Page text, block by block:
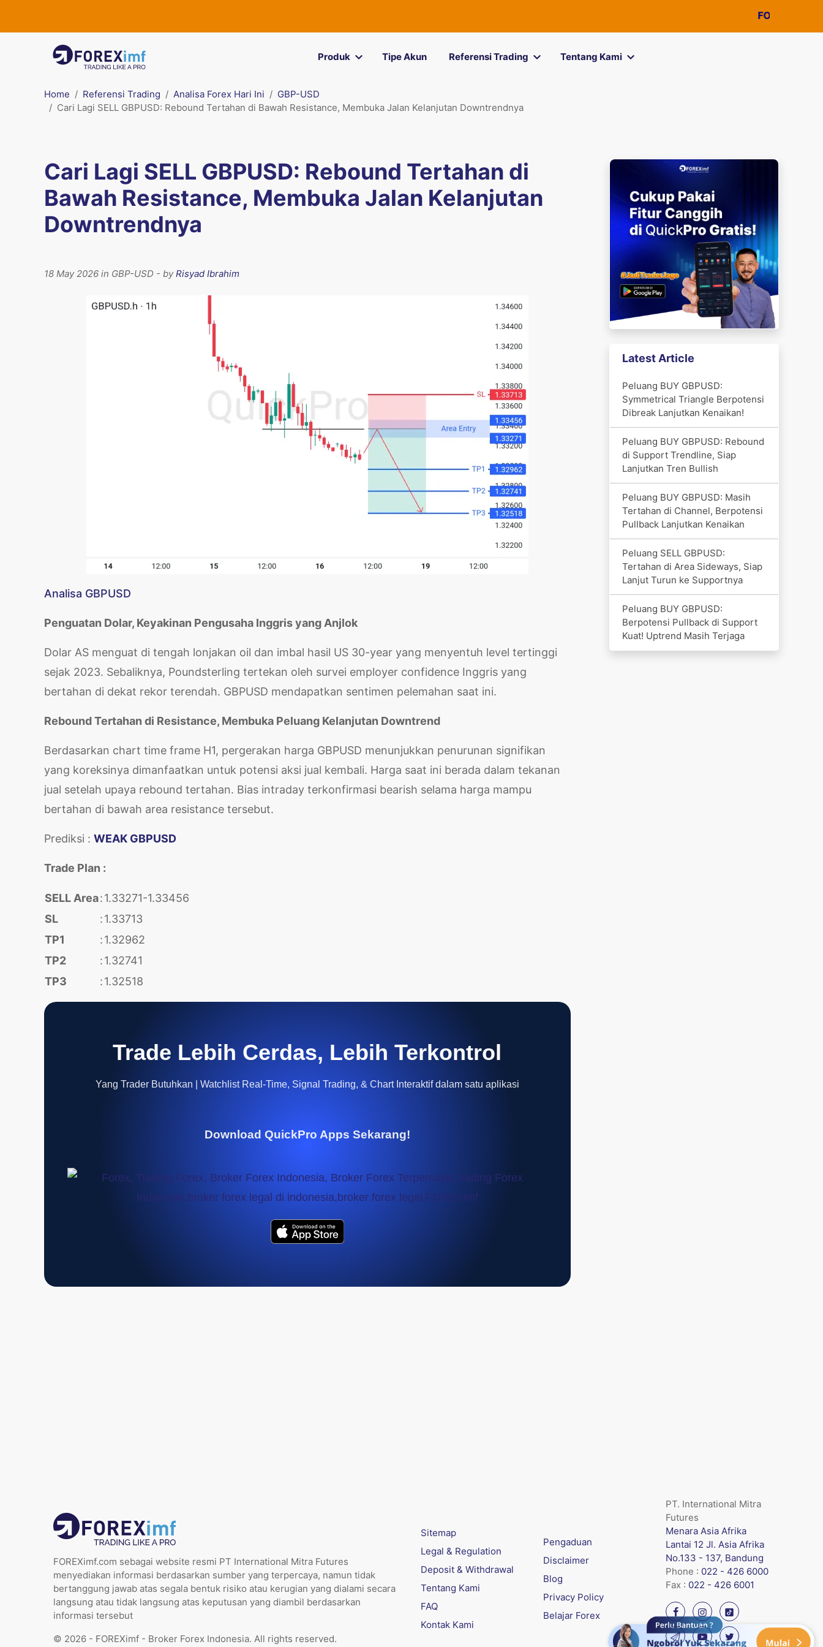
FOREXimf
Produk Tipe Akun Referensi Trading Tentang Kami
Home Referensi Trading Analisa Forex Hari Ini
GBP-USD
Cari Lagi SELL GBPUSD: Rebound Tertahan di Bawah Resistance, Membuka Jalan Kelanjutan Downtrendnya
Cari Lagi SELL GBPUSD: Rebound Tertahan di
Bawah Resistance, Membuka Jalan Kelanjutan
Downtrendnya
18 May 2026 in GBP-USD - byRisyad Ibrahim
Analisa GBPUSD
Penguatan Dolar, Keyakinan Pengusaha Inggris yang Anjlok
Dolar AS menguat di tengah lonjakan oil dan imbal hasil US 30-year yang menyentuh level tertinggi
sejak 2023. Sebaliknya, Poundsterling tertekan oleh survei employer confidence Inggris yang
bertahan di dekat rekor terendah. GBPUSD mendapatkan sentimen pelemahan saat ini.
Rebound Tertahan di Resistance, Membuka Peluang Kelanjutan Downtrend
Berdasarkan chart time frame H1, pergerakan harga GBPUSD menunjukkan penurunan signifikan
yang koreksinya dimanfaatkan untuk potensi aksi jual kembali. Harga saat ini berada dalam tekanan
jual setelah upaya rebound tertahan. Bias intraday terkonfirmasi bearish selama harga mampu
bertahan di bawah area resistance tersebut.
Prediksi : WEAK GBPUSD
Trade Plan :
SELL Area:1.33271-1.33456
SL
:1.33713
TP1
:1.32962
TP2
:1.32741
TP3
:1.32518
Trade Lebih Cerdas, Lebih Terkontrol
Yang Trader Butuhkan | Watchlist Real-Time, Signal Trading, & Chart Interaktif dalam satu aplikasi
Download QuickPro Apps Sekarang!
Latest Article
Peluang BUY GBPUSD:
Symmetrical Triangle Berpotensi
Dibreak Lanjutkan Kenaikan!
Peluang BUY GBPUSD: Rebound
di Support Trendline, Siap
Lanjutkan Tren Bullish
Peluang BUY GBPUSD: Masih
Tertahan di Channel, Berpotensi
Pullback Lanjutkan Kenaikan
Peluang SELL GBPUSD:
Tertahan di Area Sideways, Siap
Lanjut Turun ke Supportnya
Peluang BUY GBPUSD:
Berpotensi Pullback di Support
Kuat! Uptrend Masih Terjaga
FOREXimf.com sebagai website resmi PT International Mitra Futures
menyediakan informasi berdasarkan sumber yang terpercaya, namun tidak
bertanggung jawab atas segala bentuk risiko atau kerugian yang dialami secara
langsung atau tidak langsung atas keputusan yang diambil berdasarkan
informasi tersebut
© 2026 - FOREXimf - Broker Forex Indonesia. All rights reserved.
Sitemap
Legal & Regulation
Deposit & Withdrawal
Tentang Kami
FAQ
Kontak Kami
Pengaduan
Disclaimer
Blog
Privacy Policy
Belajar Forex
PT. International Mitra
Futures
Menara Asia Afrika
Lantai 12 Jl. Asia Afrika
No.133 - 137, Bandung
Phone : 022 - 426 6000
Fax : 022 - 426 6001